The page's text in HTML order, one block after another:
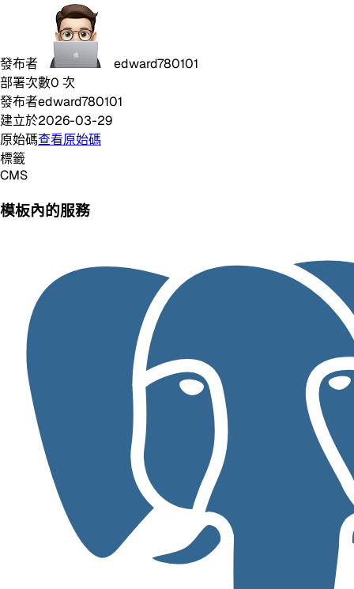
發布者
edward780101
部署次數0 次
發布者edward780101
建立於2026-03-29
原始碼查看原始碼
標籤
CMS
模板內的服務